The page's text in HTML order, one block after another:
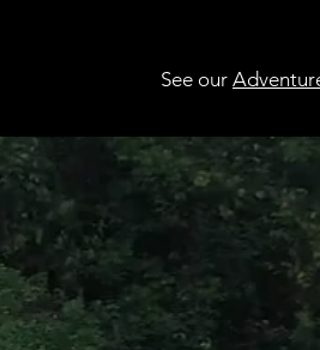
See our